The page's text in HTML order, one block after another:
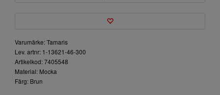
Varumärke: Tamaris
Lev. artnr: 1-13621-46-300
Artikelkod: 7405548
Material: Mocka
Färg: Brun